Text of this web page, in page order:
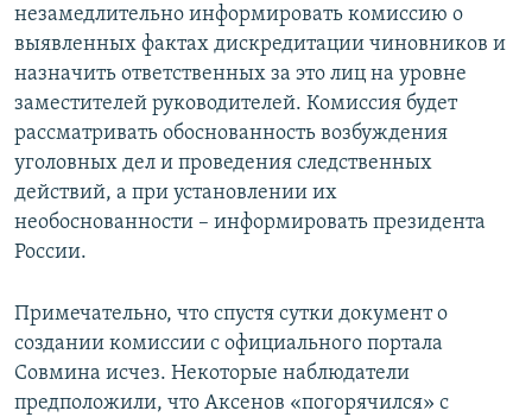
незамедлительно информировать комиссию о
выявленных фактах дискредитации чиновников и
назначить ответственных за это лиц на уровне
заместителей руководителей. Комиссия будет
рассматривать обоснованность возбуждения
уголовных дел и проведения следственных
действий, а при установлении их
необоснованности – информировать президента
России.
Примечательно, что спустя сутки документ о
создании комиссии с официального портала
Совмина исчез. Некоторые наблюдатели
предположили, что Аксенов «погорячился» с